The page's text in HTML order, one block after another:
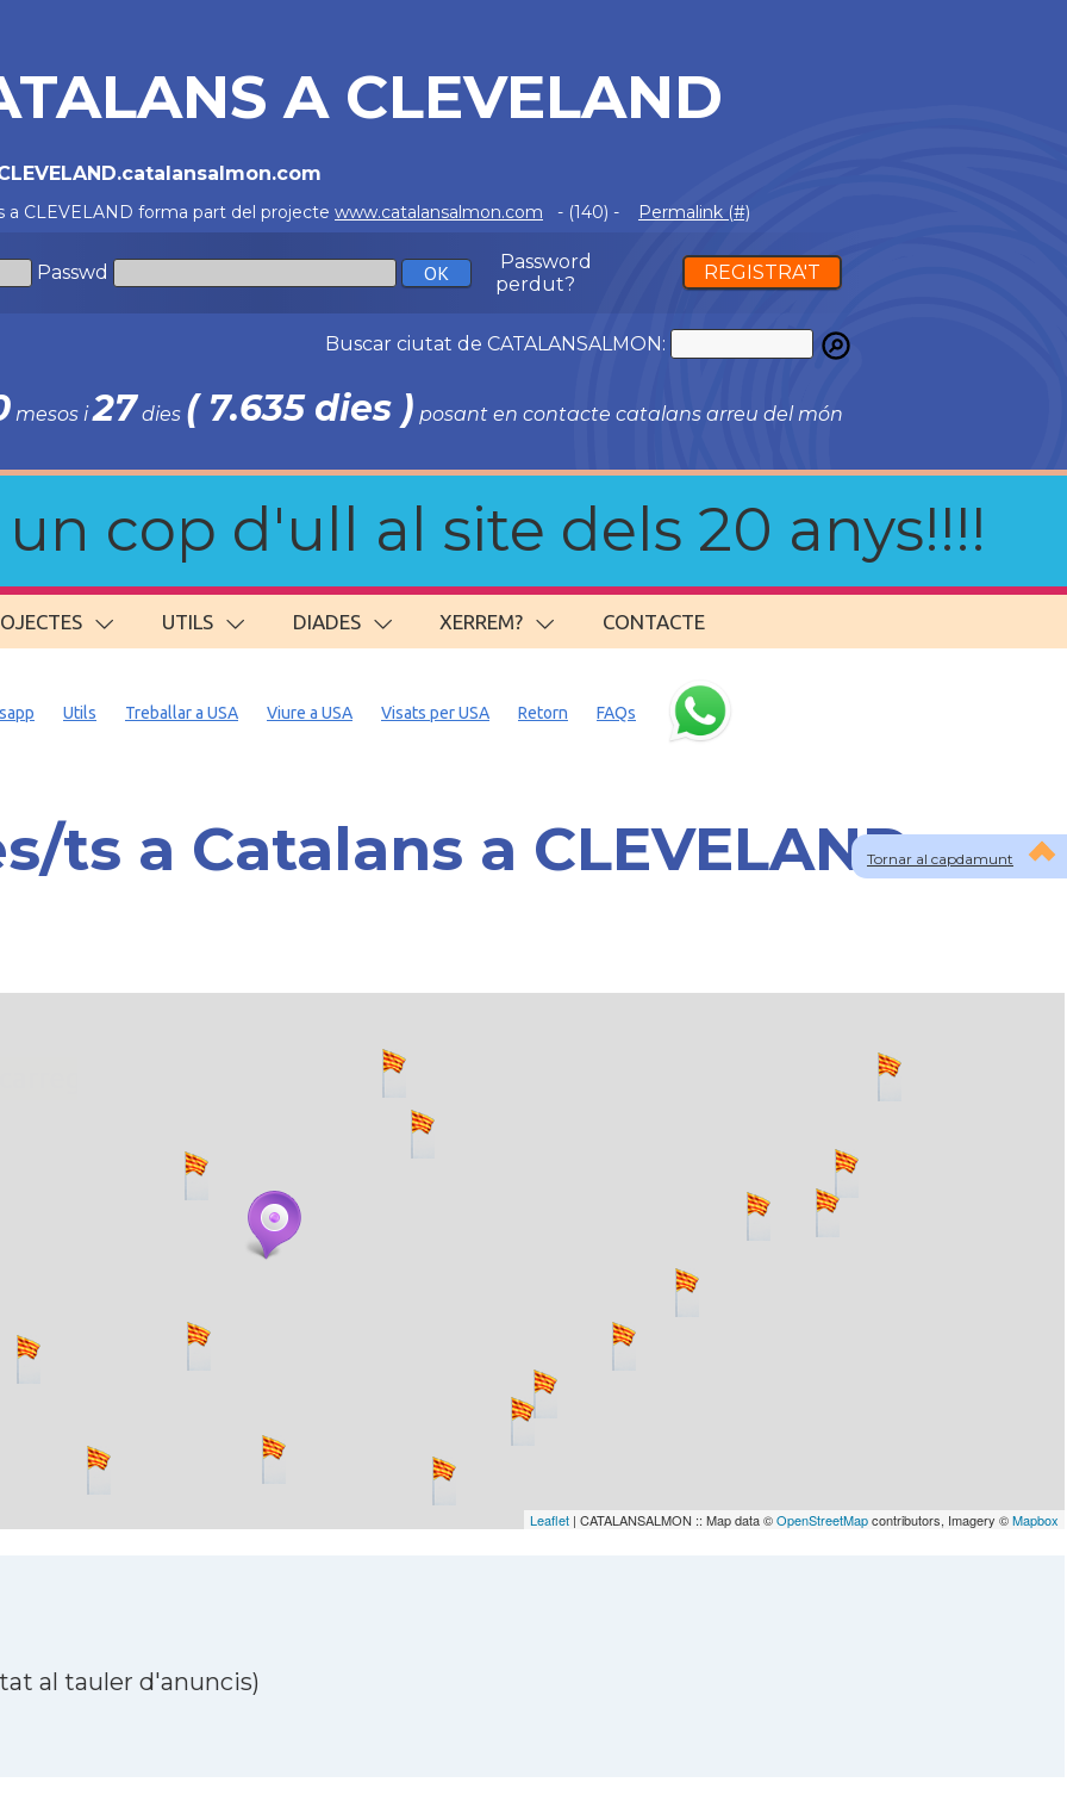
A CLEVELAND
a CLEVELAND forma part del projecte www.catalansalmon.com - (140) - Permalink (#)
Passwd
Password
perdut?
REGISTRA'T
Buscar ciutat de CATALANSALMON:
mesos i27 dies ( 7.635 dies ) posant en contacte catalans arreu del món
cop d'ull al site dels 20 anys!!!!
UTILS DIADES XERREM? CONTACTE
Tornar al capdamunt
Utils Treballar a USA Viure a USA Visats per USA Retorn FAQs
ts a Catalans a CLEVELAND
484 webs... un moment si us plau
Leaflet | CATALANSALMON :: Map data ©OpenStreetMapcontributors, Imagery ©Mapbox
al tauler d'anuncis)